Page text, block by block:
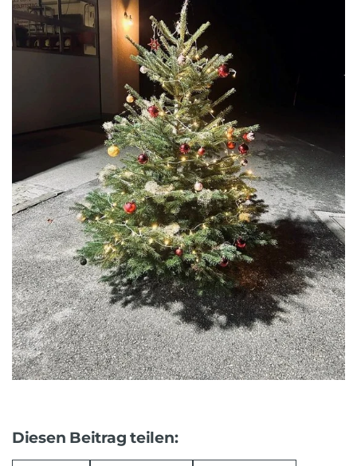
Diesen Beitrag teilen: